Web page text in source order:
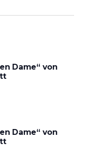
Dame“ von
Dame“ von